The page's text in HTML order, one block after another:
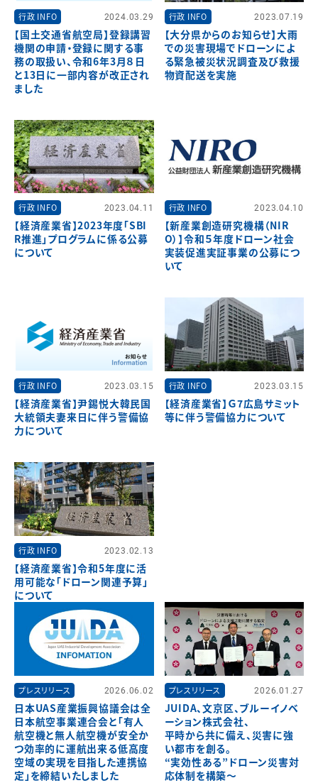
行政 INFO 2024.03.29
【国土交通省航空局】登録講習
機関の申請・登録に関する事
務の取扱い、令和6年3月８日
と13日に一部内容が改正され
ました
行政 INFO 2023.07.19
【大分県からのお知らせ】大雨
での災害現場でドローンによ
る緊急被災状況調査及び救援
物資配送を実施
行政 INFO 2023.04.11
【経済産業省】2023年度「SBI
R推進」プログラムに係る公募
について
行政 INFO 2023.04.10
【新産業創造研究機構（NIR
O）】令和５年度ドローン社会
実装促進実証事業の公募につ
いて
行政 INFO 2023.03.15
【経済産業省】尹錫悦大韓民国
大統領夫妻来日に伴う警備協
力について
行政 INFO 2023.03.15
【経済産業省】Ｇ7広島サミット
等に伴う警備協力について
行政 INFO 2023.02.13
【経済産業省】令和5年度に活
用可能な「ドローン関連予算」
について
プレスリリース 2026.06.02
日本UAS産業振興協議会は全
日本航空事業連合会と「有人
航空機と無人航空機が安全か
つ効率的に運航出来る低高度
空域の実現を目指した連携協
定」を締結いたしました
プレスリリース 2026.01.27
JUIDA、文京区、ブルーイノベ
ーション株式会社、
平時から共に備え、災害に強
い都市を創る。
“実効性ある”ドローン災害対
応体制を構築～